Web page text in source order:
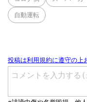
自動運転